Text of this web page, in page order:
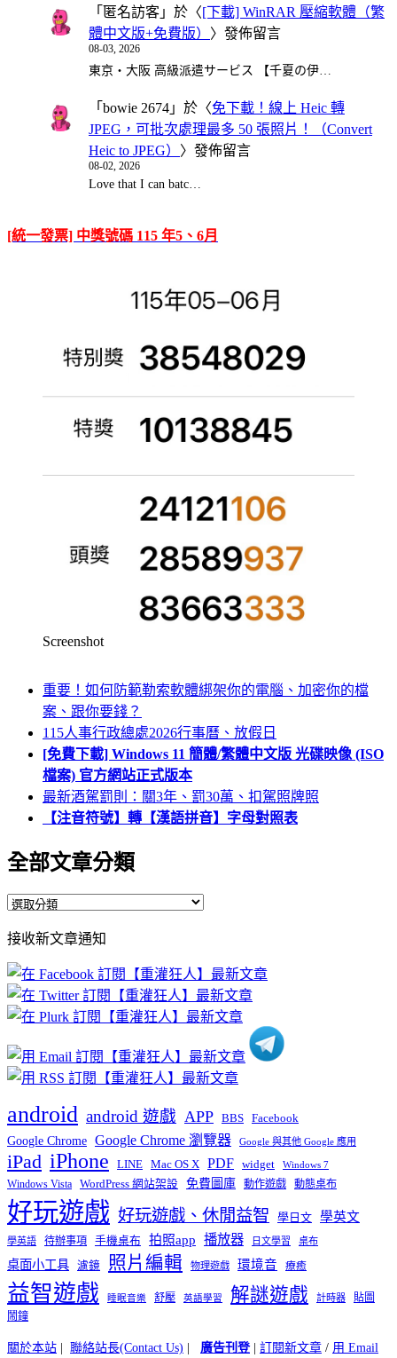
「 匿名訪客 」於〈[下載] WinRAR 壓縮軟體（繁
體中文版+免費版） 〉發佈留言
08-03, 2026
東京・大阪 高級派遣サービス 【千夏の伊…
「 bowie 2674 」於〈免下載！線上 Heic 轉
JPEG，可批次處理最多 50 張照片！（Convert
Heic to JPEG） 〉發佈留言
08-02, 2026
Love that I can batc…
[統一發票] 中獎號碼 115 年5、6月
Screenshot
重要！如何防範勒索軟體綁架你的電腦、加密你的檔
案、跟你要錢？
115人事行政總處2026行事曆、放假日
[免費下載] Windows 11 簡體/繁體中文版 光碟映像 (ISO
檔案) 官方網站正式版本
最新酒駕罰則：關3年、罰30萬、扣駕照牌照
【注音符號】轉【漢語拼音】字母對照表
全部文章分類
全
文
章
分
類
接收新文章通知
android android 遊戲 APP BBS Facebook
Google Chrome Google Chrome 瀏覽器 Google 與其他 Google 應用
iPad iPhone LINE Mac OS X PDF widget Windows 7
Windows Vista WordPress 網站架設 免費圖庫 動作遊戲 動態桌布
好玩遊戲 好玩遊戲、休閒益智 學日文 學英文
學英語 待辦事項 手機桌布 拍照app 播放器 日文學習 桌布
桌面小工具 濾鏡 照片編輯 物理遊戲 環境音 療癒
益智遊戲 睡眠音樂 舒壓 英語學習 解謎遊戲 計時器
貼圖
鬧鐘
關於本站 | 聯絡站長(Contact Us) | 廣告刊登| 訂閱新文章 / 用 Email